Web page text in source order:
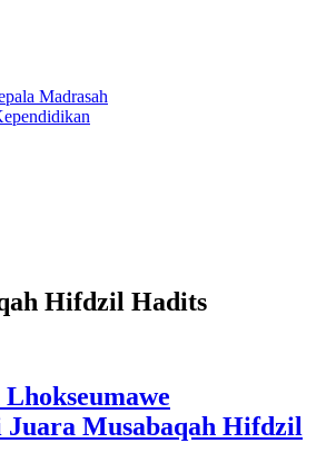
Madrasah
Hifdzil Hadits
Juara Musabaqah Hifdzil